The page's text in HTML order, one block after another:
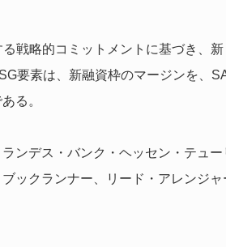
戦略的コミットメントに基づき、
要素は、新融資枠のマージンを、
る。
ンデス・バンク・ヘッセン・テュ
ックランナー、リード・アレンジャ